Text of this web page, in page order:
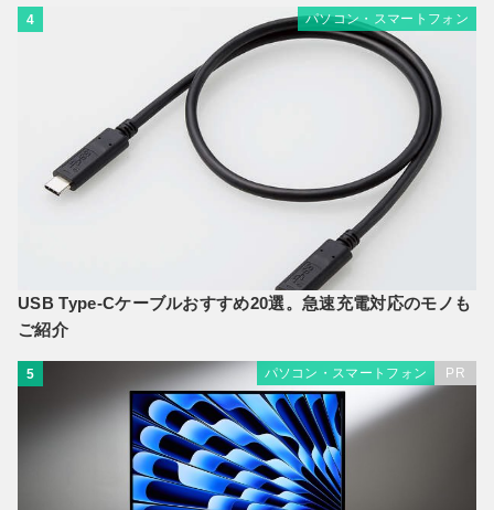
4 パソコン・スマートフォン
USB Type-Cケーブルおすすめ20選。急速充電対応のモノも
ご紹介
5 パソコン・スマートフォン PR